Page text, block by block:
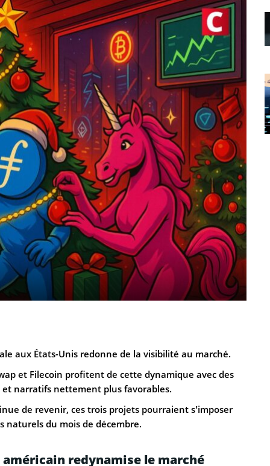
aux États-Unis redonne de la visibilité au marché.
et Filecoin profitent de cette dynamique avec des
narratifs nettement plus favorables.
de revenir, ces trois projets pourraient s’imposer
naturels du mois de décembre.
redynamise le marché